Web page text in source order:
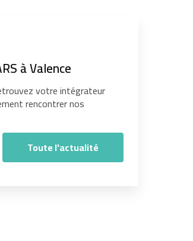
à Valence
votre intégrateur
rencontrer nos
Toute l'actualité